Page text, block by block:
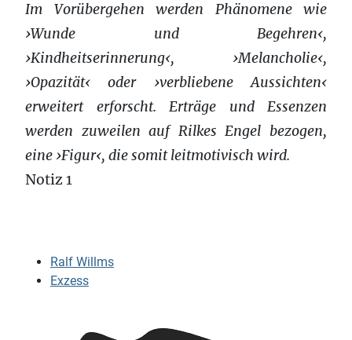
Im Vorübergehen werden Phänomene wie
›Wunde und Begehren‹,
›Kindheitserinnerung‹, ›Melancholie‹,
›Opazität‹ oder ›verbliebene Aussichten‹
erweitert erforscht. Erträge und Essenzen
werden zuweilen auf Rilkes Engel bezogen,
eine ›Figur‹, die somit leitmotivisch wird.
Notiz 1
Ralf Willms
Exzess